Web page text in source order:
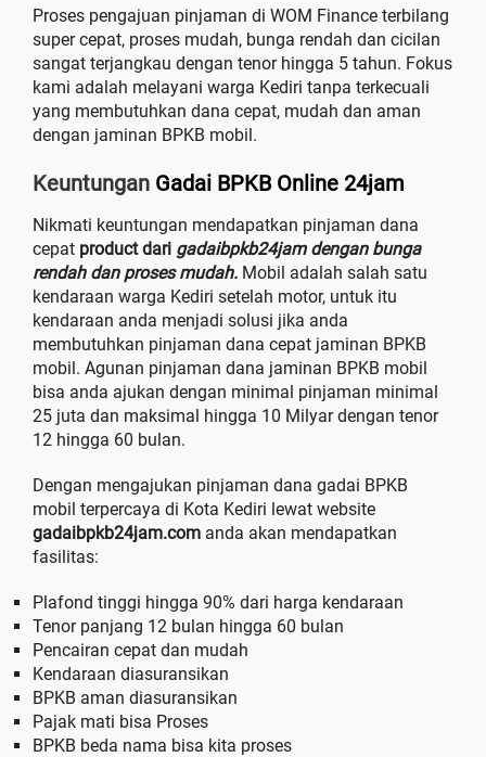
Proses pengajuan pinjaman di WOM Finance terbilang
super cepat, proses mudah, bunga rendah dan cicilan
sangat terjangkau dengan tenor hingga 5 tahun. Fokus
kami adalah melayani warga Kediri tanpa terkecuali
yang membutuhkan dana cepat, mudah dan aman
dengan jaminan BPKB mobil.
Keuntungan Gadai BPKB Online 24jam
Nikmati keuntungan mendapatkan pinjaman dana
cepat product dari gadaibpkb24jam dengan bunga
rendah dan proses mudah. Mobil adalah salah satu
kendaraan warga Kediri setelah motor, untuk itu
kendaraan anda menjadi solusi jika anda
membutuhkan pinjaman dana cepat jaminan BPKB
mobil. Agunan pinjaman dana jaminan BPKB mobil
bisa anda ajukan dengan minimal pinjaman minimal
25 juta dan maksimal hingga 10 Milyar dengan tenor
12 hingga 60 bulan.
Dengan mengajukan pinjaman dana gadai BPKB
mobil terpercaya di Kota Kediri lewat website
gadaibpkb24jam.com anda akan mendapatkan
fasilitas:
Plafond tinggi hingga 90% dari harga kendaraan
Tenor panjang 12 bulan hingga 60 bulan
Pencairan cepat dan mudah
Kendaraan diasuransikan
BPKB aman diasuransikan
Pajak mati bisa Proses
BPKB beda nama bisa kita proses